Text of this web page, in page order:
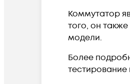
Коммутатор
того, он
модели.
Более